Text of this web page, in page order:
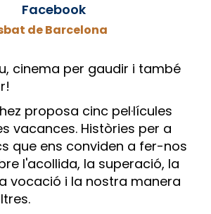
Facebook
de Barcelona
cinema per gaudir i també
proposa cinc pel·lícules
vacances. Històries per a
que ens conviden a fer-nos
l'acollida, la superació, la
vocació i la nostra manera